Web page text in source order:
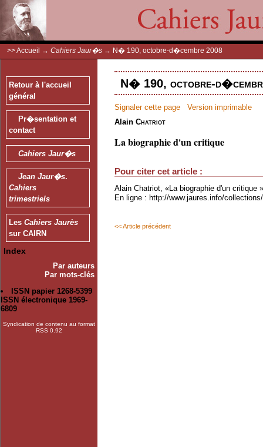
>>Accueil → Cahiers Jaur�s → N� 190, octobre-d�cembre 2008
Retour à l'accueil
général
Pr�sentation et
contact
Cahiers Jaur�s
Jean Jaur�s.
Cahiers
trimestriels
Les Cahiers Jaurès
sur CAIRN
Index
Par auteurs
Par mots-clés
ISSN papier 1268-5399
ISSN électronique 1969-
6809
Syndication de contenu au format
RSS 0.92
N� 190, octobre-
Signaler cette page
Version imprimable
Alain Chatriot
La biographie d'un critique
Pour citer cet article :
Alain Chatriot, «La biographie d'un critique
En ligne : http://www.jaures.info/
<< Article précédent